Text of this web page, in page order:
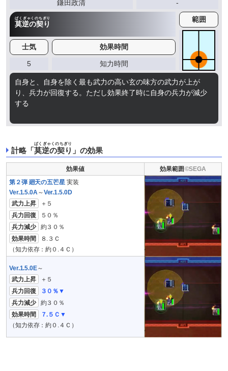
鎌田政清 -
莫逆の契り
ばくぎゃくのちぎり 範囲
士気 効果時間
5 知力時間
自身と、自身を除く最も武力の高い玄の味方の武力が上が
り、兵力が回復する。ただし効果終了時に自身の兵力が減少
する
計略「 莫逆の契り
ばくぎゃくのちぎり
」の効果
効果値
効果範囲
第２弾 廻天の五芒星 実装
Ver.1.5.0A ～Ver.1.5.0D
武力上昇
＋５
兵力回復
５０％
兵力減少
約３０％
効果時間
８.３Ｃ
（知力依存：約０.４Ｃ）
Ver.1.5.0E～
武力上昇
＋５
兵力回復
３０％▼
兵力減少
約３０％
効果時間
７.５Ｃ▼
（知力依存：約０.４Ｃ）